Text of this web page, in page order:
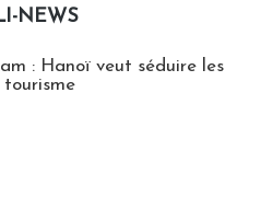
NEWS
: Hanoï veut séduire les
tourisme